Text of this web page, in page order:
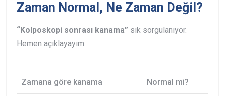
Zaman Normal, Ne Zaman Değil?
“Kolposkopi sonrası kanama” sık sorgulanıyor.
Hemen açıklayayım:
Zamana göre kanama Normal mi?